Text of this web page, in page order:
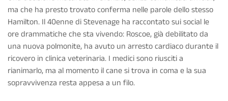
ma che ha presto trovato conferma nelle parole dello stesso
Hamilton. Il 40enne di Stevenage ha raccontato sui social le
ore drammatiche che sta vivendo: Roscoe, già debilitato da
una nuova polmonite, ha avuto un arresto cardiaco durante il
ricovero in clinica veterinaria. I medici sono riusciti a
rianimarlo, ma al momento il cane si trova in coma e la sua
sopravvivenza resta appesa a un filo.